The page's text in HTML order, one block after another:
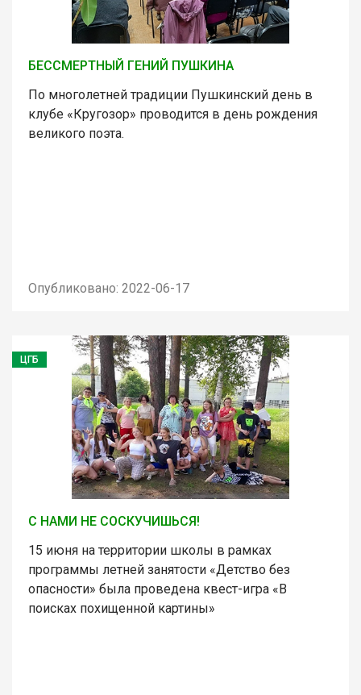
БЕССМЕРТНЫЙ ГЕНИЙ ПУШКИНА
По многолетней традиции Пушкинский день в
клубе «Кругозор» проводится в день рождения
великого поэта.
Опубликовано: 2022-06-17
ЦГБ
С НАМИ НЕ СОСКУЧИШЬСЯ!
15 июня на территории школы в рамках
программы летней занятости «Детство без
опасности» была проведена квест-игра «В
поисках похищенной картины»